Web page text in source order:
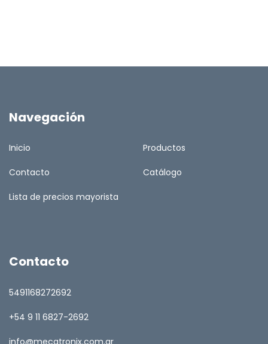
Navegación
Inicio Productos
Contacto Catálogo
Lista de precios mayorista
Contacto
5491168272692
+54 9 11 6827-2692
info@mecatronix.com.ar